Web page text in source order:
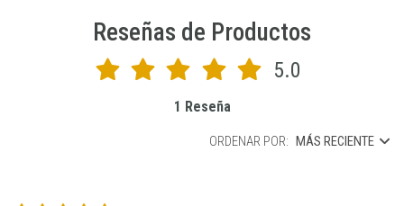
Reseñas de Productos
5.0
1 Reseña
ORDENAR POR: MÁS RECIENTE